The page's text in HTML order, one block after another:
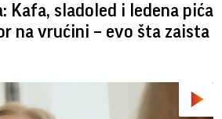
Kafa, sladoled i ledena pića
na vrućini – evo šta zaista